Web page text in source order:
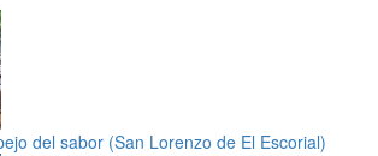
del sabor (San Lorenzo de El Escorial)